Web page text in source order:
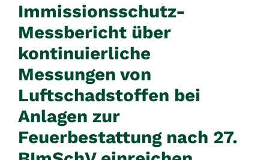
Immissionsschutz-
Messbericht über
kontinuierliche
Messungen von
Luftschadstoffen bei
Anlagen zur
Feuerbestattung nach 27.